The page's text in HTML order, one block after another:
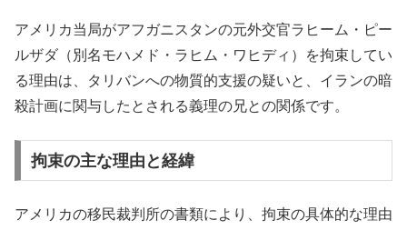
アメリカ当局がアフガニスタンの元外交官ラヒーム・ピー
ルザダ（別名モハメド・ラヒム・ワヒディ）を拘束してい
る理由は、タリバンへの物質的支援の疑いと、イランの暗
殺計画に関与したとされる義理の兄との関係です。
拘束の主な理由と経緯
アメリカの移民裁判所の書類により、拘束の具体的な理由